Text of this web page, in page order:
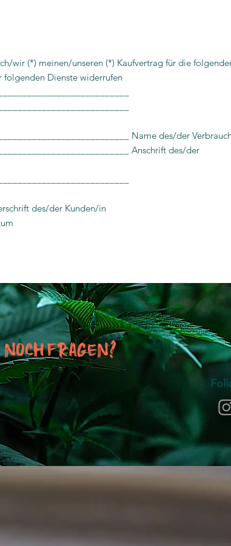
wir (*) meinen/unseren (*) Kaufvertrag für die
Dienste widerrufen
Name des/der
Anschrift des/der
des/der Kunden/in
Noch Fragen?